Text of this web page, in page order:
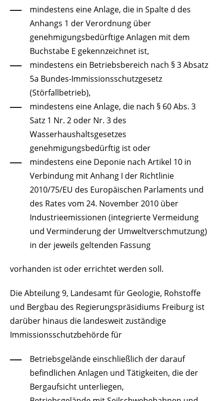
mindestens eine Anlage, die in Spalte d des
Anhangs 1 der Verordnung über
genehmigungsbedürftige Anlagen mit dem
Buchstabe E gekennzeichnet ist,
mindestens ein Betriebsbereich nach § 3 Absatz
5a Bundes-Immissionsschutzgesetz
(Störfallbetrieb),
mindestens eine Anlage, die nach § 60 Abs. 3
Satz 1 Nr. 2 oder Nr. 3 des
Wasserhaushaltsgesetzes
genehmigungsbedürftig ist oder
mindestens eine Deponie nach Artikel 10 in
Verbindung mit Anhang I der Richtlinie
2010/75/EU des Europäischen Parlaments und
des Rates vom 24. November 2010 über
Industrieemissionen (integrierte Vermeidung
und Verminderung der Umweltverschmutzung)
in der jeweils geltenden Fassung
vorhanden ist oder errichtet werden soll.
Die Abteilung 9, Landesamt für Geologie, Rohstoffe
und Bergbau des Regierungspräsidiums Freiburg ist
darüber hinaus die landesweit zuständige
Immissionsschutzbehörde für
Betriebsgelände einschließlich der darauf
befindlichen Anlagen und Tätigkeiten, die der
Bergaufsicht unterliegen,